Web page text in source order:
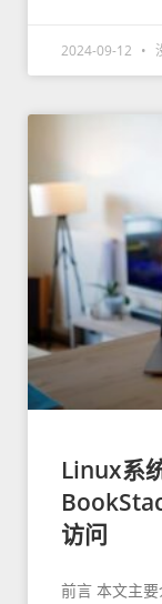
2024-09-12
Linux系
访问
前言 本文主